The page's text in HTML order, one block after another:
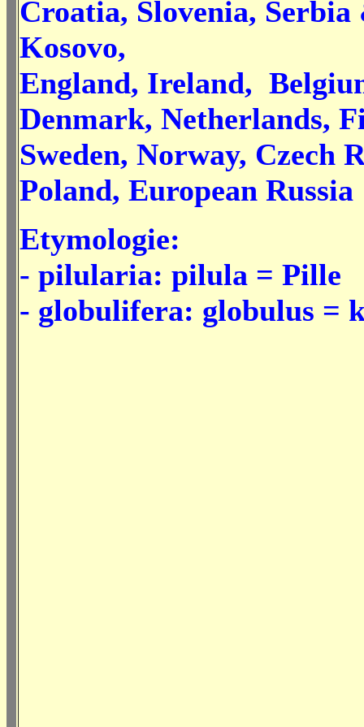
Croatia, Slovenia, Serbia
Kosovo,
England, Ireland,
Denmark, Netherlands,
Sweden, Norway, Czech
Poland, European Russia
Etymologie:
- pilularia: pilula = Pille
- globulifera: globulus =